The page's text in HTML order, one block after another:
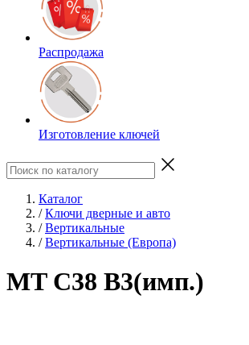
Распродажа
Изготовление ключей
Каталог
/ Ключи дверные и авто
/ Вертикальные
/ Вертикальные (Европа)
MT C38 B3(имп.)